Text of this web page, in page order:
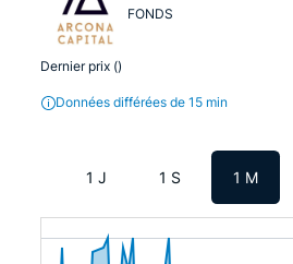
FONDS
Dernier prix ()
Données différées de 15 min
1 J 1 S 1 M